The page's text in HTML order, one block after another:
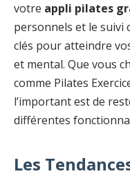
votre appli pilates
personnels et le suivi
clés pour atteindre
et mental. Que vous
comme Pilates
l’important est de
différentes
Les